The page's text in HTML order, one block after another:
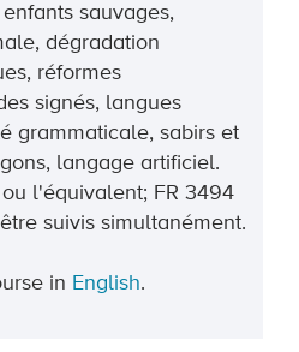
sauvages,
dégradation
réformes
signés, langues
grammaticale, sabirs et
langage artificiel.
ou l'équivalent; FR 3494
suivis simultanément.
in English.